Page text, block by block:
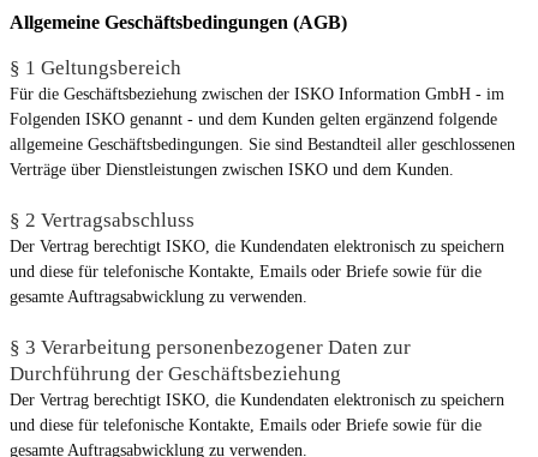
Allgemeine Geschäftsbedingungen (AGB)
§ 1 Geltungsbereich
Für die Geschäftsbeziehung zwischen der ISKO Information GmbH - im
Folgenden ISKO genannt - und dem Kunden gelten ergänzend folgende
allgemeine Geschäftsbedingungen. Sie sind Bestandteil aller geschlossenen
Verträge über Dienstleistungen zwischen ISKO und dem Kunden.
§ 2 Vertragsabschluss
Der Vertrag berechtigt ISKO, die Kundendaten elektronisch zu speichern
und diese für telefonische Kontakte, Emails oder Briefe sowie für die
gesamte Auftragsabwicklung zu verwenden.
§ 3 Verarbeitung personenbezogener Daten zur
Durchführung der Geschäftsbeziehung
Der Vertrag berechtigt ISKO, die Kundendaten elektronisch zu speichern
und diese für telefonische Kontakte, Emails oder Briefe sowie für die
gesamte Auftragsabwicklung zu verwenden.